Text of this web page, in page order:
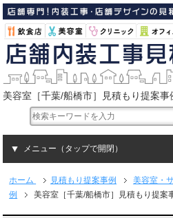
美容室［千葉/船橋市］見積もり提案事
メニュー（タップで開閉）
ホーム 見積もり提案事例
美容室・
例
美容室［千葉/船橋市］見積もり提案